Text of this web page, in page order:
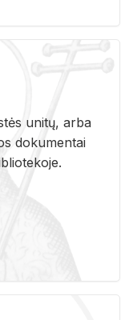
unitų, arba
dokumentai